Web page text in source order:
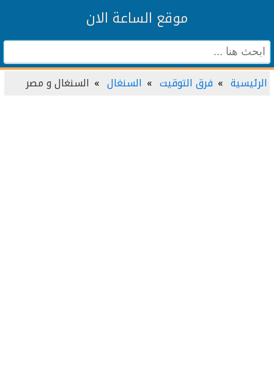
موقع الساعة الان
الرئيسية فرق التوقيت السنغال السنغال و مصر